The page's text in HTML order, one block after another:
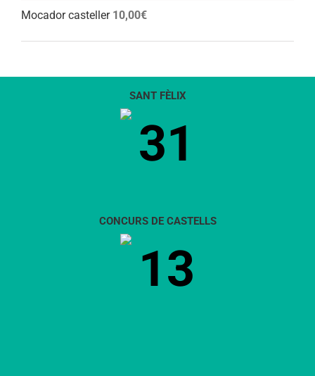
Mocador casteller 10,00€
SANT FÈLIX
31
CONCURS DE CASTELLS
13